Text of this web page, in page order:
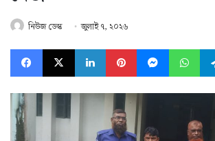
নিউজ ডেস্ক জুলাই ৭, ২০২৬
Facebook
X LinkedInPinterestMessenger